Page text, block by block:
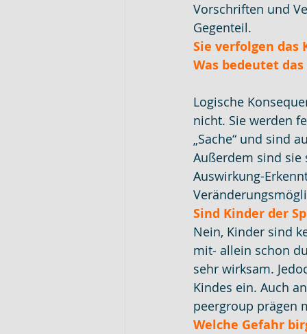
Vorschriften und
Gegenteil.
Sie verfolgen das
Was bedeutet
Logische
nicht. Sie werden
„Sache“ und sind
Außerdem sind sie
Auswirkung-
Sind Kinder der
Nein, Kinder sind
mit- allein schon
sehr wirksam.
Kindes ein. Auch
peergroup prägen
Welche Gefahr